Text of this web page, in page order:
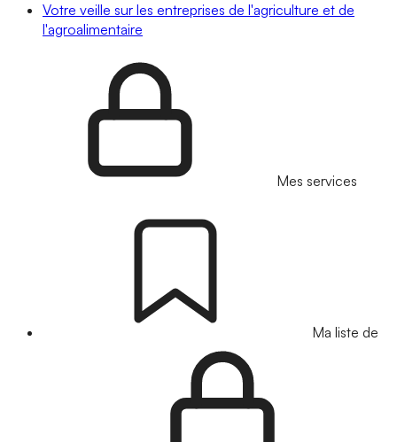
Votre veille sur les entreprises de l'agriculture et de
l'agroalimentaire
Mes services
Ma liste de